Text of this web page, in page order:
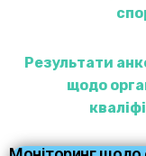
Результати
щодо